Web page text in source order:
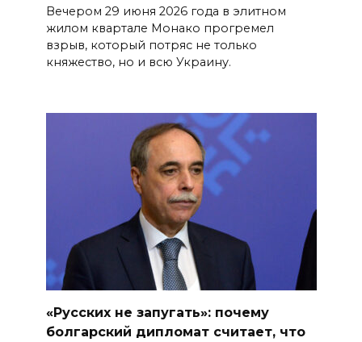
Вечером 29 июня 2026 года в элитном
жилом квартале Монако прогремел
взрыв, который потряс не только
княжество, но и всю Украину.
«Русских не запугать»: почему
болгарский дипломат считает, что